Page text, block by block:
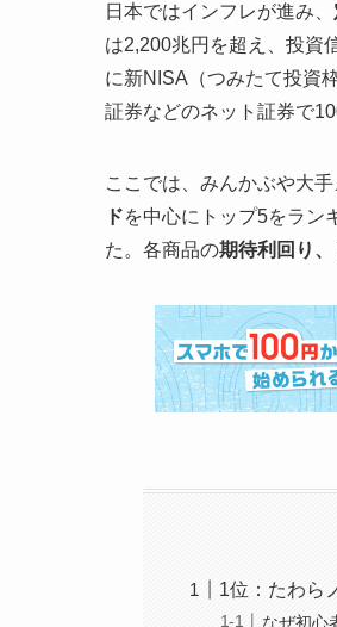
日本ではインフレが進み、
は2,200兆円を超え、投資
に新NISA（つみたて投資
証券などのネット証券で
ここでは、みんかぶや大
ドを中心にトップ5をラン
た。各商品の期待利回り
1位：たわら
なぜ初心